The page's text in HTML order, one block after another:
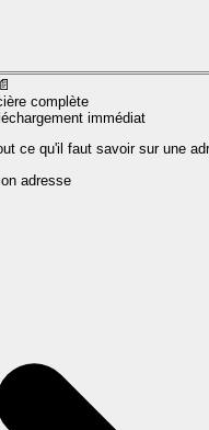
📄
complète
immédiat
ce qu'il faut savoir sur une
adresse